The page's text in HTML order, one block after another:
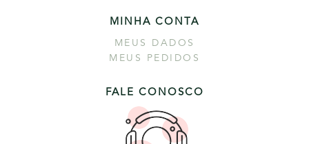
MINHA CONTA
MEUS DADOS
MEUS PEDIDOS
FALE CONOSCO